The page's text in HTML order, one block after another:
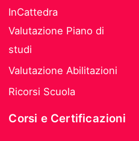
InCattedra
Valutazione Piano di
studi
Valutazione Abilitazioni
Ricorsi Scuola
Corsi e Certificazioni